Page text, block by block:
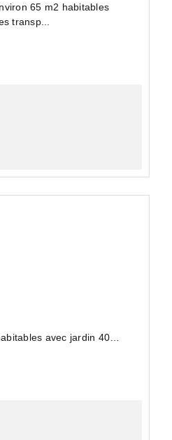
65 m2 habitables
transp...
avec jardin 40m2.